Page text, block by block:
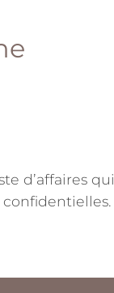
d’affaires qui